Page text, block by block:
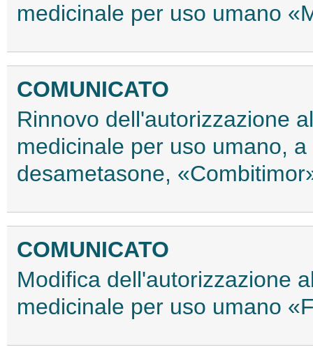
medicinale per uso umano
COMUNICATO
Rinnovo dell'autorizzazione
medicinale per uso umano,
desametasone,
COMUNICATO
Modifica dell'autorizzazione
medicinale per uso umano